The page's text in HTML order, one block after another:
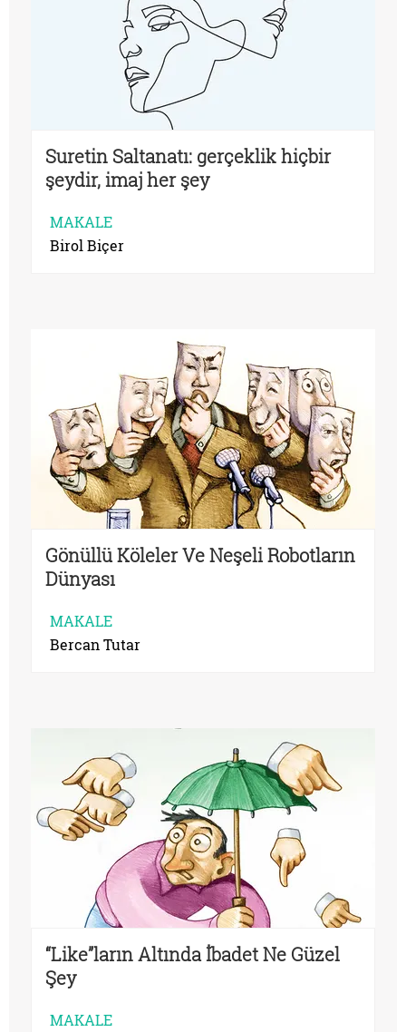
Suretin Saltanatı: gerçeklik hiçbir
şeydir, imaj her şey
MAKALE
Birol Biçer
Gönüllü Köleler Ve Neşeli Robotların
Dünyası
MAKALE
Bercan Tutar
“Like”ların Altında İbadet Ne Güzel
Şey
MAKALE